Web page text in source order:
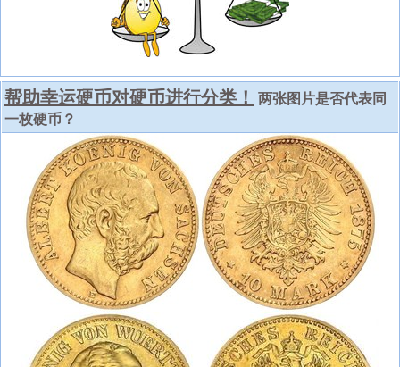
帮助幸运硬币对硬币进行分类！
两张图片是否代表同
一枚硬币？